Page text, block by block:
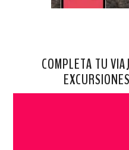
COMPLETA TU